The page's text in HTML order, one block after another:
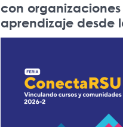
con
aprendizaje desde